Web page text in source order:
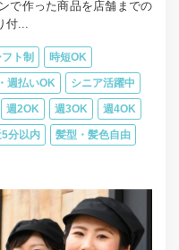
で作った商品を店舗までの
付...
フト制 時短OK
週払いOK シニア活躍中
週2OK 週3OK 週4OK
分以内 髪型・髪色自由